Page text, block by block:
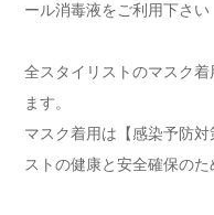
ール消毒液をご利用下さい
全スタイリストのマスク
ます。
マスク着用は【感染予防
ストの健康と安全確保のた